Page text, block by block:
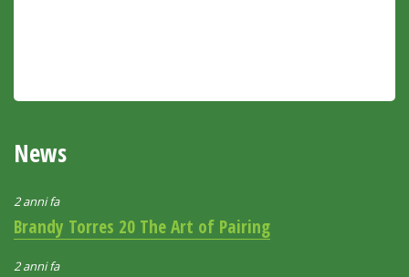
News
2 anni fa
Brandy Torres 20 The Art of Pairing
2 anni fa